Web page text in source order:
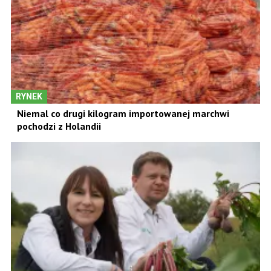
RYNEK
Niemal co drugi kilogram importowanej marchwi
pochodzi z Holandii